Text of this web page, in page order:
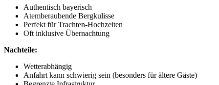
Authentisch bayerisch
Atemberaubende Bergkulisse
Perfekt für Trachten-Hochzeiten
Oft inklusive Übernachtung
Nachteile:
Wetterabhängig
Anfahrt kann schwierig sein (besonders für ältere Gäste)